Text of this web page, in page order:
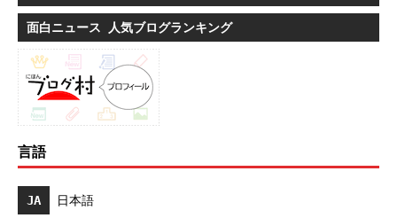
面白ニュース 人気ブログランキング
言語
JA 日本語